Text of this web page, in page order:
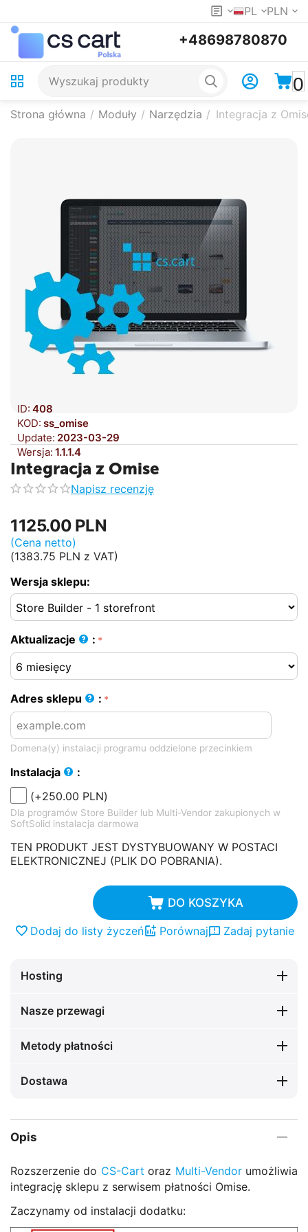
PL PLN
+48698780870
0
Strona główna / Moduły / Narzędzia / Integracja z
ID: 408
KOD: ss_omise
Update: 2023-03-29
Wersja: 1.1.1.4
Integracja z Omise
Napisz recenzję
1125.00 PLN
(Cena netto)
(1383.75 PLN z VAT)
Wersja sklepu:
Aktualizacje :
Adres sklepu :
Domena(y) instalacji programu oddzielone przecinkiem
Instalacja
:
(+250.00 PLN)
Dla programów Store Builder lub Multi-Vendor zakupionych w
SoftSolid instalacja darmowa
TEN PRODUKT JEST DYSTYBUOWANY W POSTACI
ELEKTRONICZNEJ (PLIK DO POBRANIA).
DO KOSZYKA
Dodaj do listy życzeń Porównaj Zadaj pytanie
Hosting
Nasze przewagi
Metody płatności
Dostawa
Opis
Rozszerzenie do CS-Cart oraz Multi-Vendorumożliwia
integrację sklepu z serwisem płatności Omise.
Zaczynamy od instalacji dodatku: